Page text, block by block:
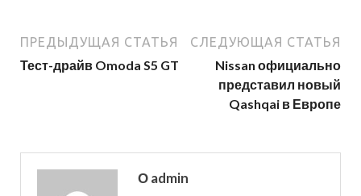
ПРЕДЫДУЩАЯ СТАТЬЯ
Тест-драйв Omoda S5 GT
СЛЕДУЮЩАЯ СТАТЬЯ
Nissan официально
представил новый
Qashqai в Европе
О admin